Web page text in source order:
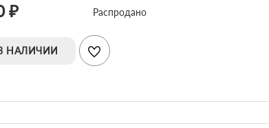
₽ Распродано
НАЛИЧИИ